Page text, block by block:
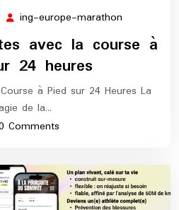
22
juillet
2026
ing-europe-marathon
europe-
marathon
avec la course à
24 heures
à Pied sur 24 Heures La
de la…
Comments